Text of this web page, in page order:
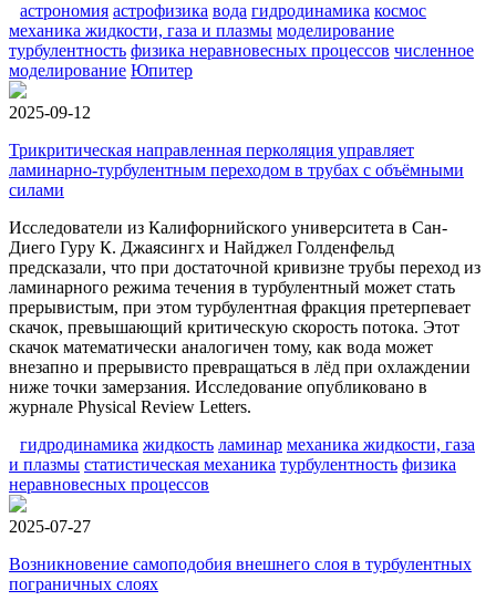
астрономия астрофизика вода гидродинамика космос
механика жидкости, газа и плазмы моделирование
турбулентность физика неравновесных процессов численное
моделирование Юпитер
2025-09-12
Трикритическая направленная перколяция управляет
ламинарно-турбулентным переходом в трубах с объёмными
силами
Исследователи из Калифорнийского университета в Сан-
Диего Гуру К. Джаясингх и Найджел Голденфельд
предсказали, что при достаточной кривизне трубы переход из
ламинарного режима течения в турбулентный может стать
прерывистым, при этом турбулентная фракция претерпевает
скачок, превышающий критическую скорость потока. Этот
скачок математически аналогичен тому, как вода может
внезапно и прерывисто превращаться в лёд при охлаждении
ниже точки замерзания. Исследование опубликовано в
журнале Physical Review Letters.
гидродинамика жидкость ламинар механика жидкости, газа
и плазмы статистическая механика турбулентность физика
неравновесных процессов
2025-07-27
Возникновение самоподобия внешнего слоя в турбулентных
пограничных слоях